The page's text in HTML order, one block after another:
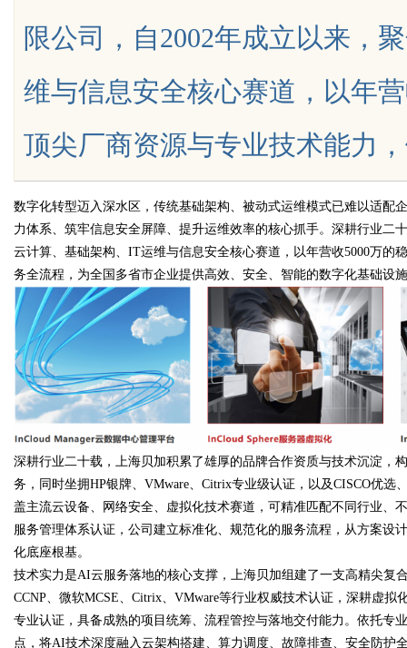
Bo
ar
限公司，自2002年成立以来，
维与信息安全核心赛道，以年
顶尖厂商资源与专业技术能力
数字化转型迈入深水区，传统基础架构、被动式运维模式已难以适配
力体系、筑牢信息安全屏障、提升运维效率的核心抓手。深耕行业二
云计算、基础架构、IT运维与信息安全核心赛道，以年营收5000万
务全流程，为全国多省市企业提供高效、安全、智能的数字化基础设
深耕行业二十载，上海贝加积累了雄厚的品牌合作资质与技术沉淀，
务，同时坐拥HP银牌、VMware、Citrix专业级认证，以及CISCO优
盖主流云设备、网络安全、虚拟化技术赛道，可精准匹配不同行业、
服务管理体系认证，公司建立标准化、规范化的服务流程，从方案设
化底座根基。
技术实力是AI云服务落地的核心支撑，上海贝加组建了一支高精尖复
CCNP、微软MCSE、Citrix、VMware等行业权威技术认证，深耕虚
专业认证，具备成熟的项目统筹、流程管控与落地交付能力。依托专
点，将AI技术深度融入云架构搭建、算力调度、故障排查、安全防护